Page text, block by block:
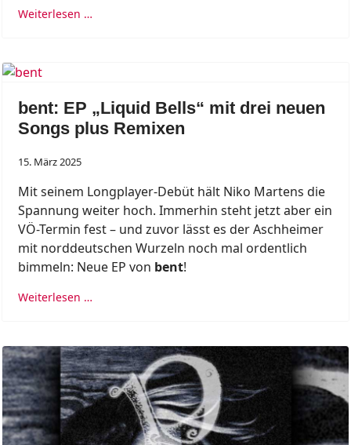
Weiterlesen …
bent: EP „Liquid Bells“ mit drei neuen
Songs plus Remixen
15. März 2025
Mit seinem Longplayer-Debüt hält Niko Martens die
Spannung weiter hoch. Immerhin steht jetzt aber ein
VÖ-Termin fest – und zuvor lässt es der Aschheimer
mit norddeutschen Wurzeln noch mal ordentlich
bimmeln: Neue EP von bent!
Weiterlesen …